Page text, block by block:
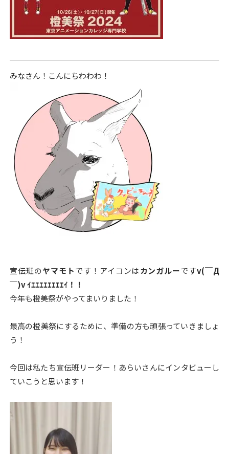
みなさん！こんにちわわわ！
宣伝班のヤマモトです！アイコンはカンガルーですv(￣Д
￣)v ｲｴｴｴｴｴｴｴｴｲ！！
今年も橙美祭がやってまいりました！
最高の橙美祭にするために、準備の方も頑張っていきましょ
う！
今回は私たち宣伝班リーダー！あらいさんにインタビューし
ていこうと思います！